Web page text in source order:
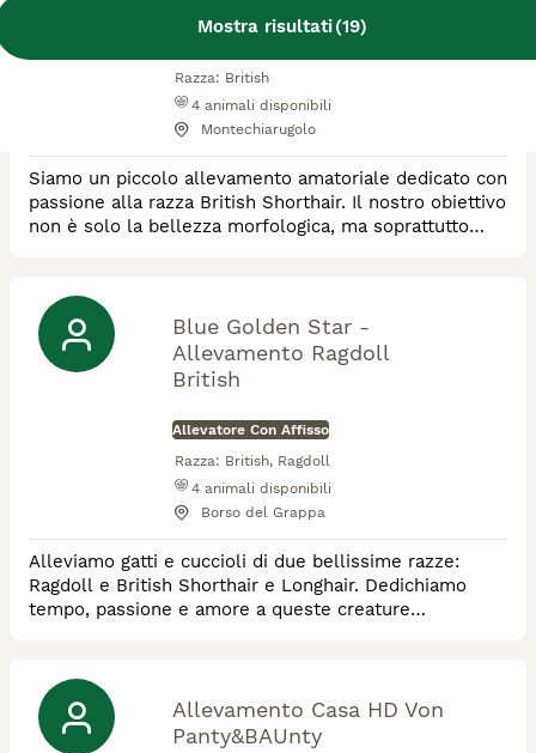
Mostra risultati(19)
Razza: British
4 animali disponibili
Montechiarugolo
Siamo un piccolo allevamento amatoriale dedicato con
passione alla razza British Shorthair. Il nostro obiettivo
non è solo la bellezza morfologica, ma soprattutto
costantemente da un punto di vista veterinario e
alimentare. Per noi, ogni esemplare come Hurma è un
membro della famigl
Blue Golden Star -
Allevamento Ragdoll
British
Allevatore Con Affisso
Razza: British, Ragdoll
4 animali disponibili
Borso del Grappa
Alleviamo gatti e cuccioli di due bellissime razze:
Ragdoll e British Shorthair e Longhair. Dedichiamo
tempo, passione e amore a queste creature
Allevamento Casa HD Von
Panty&BAUnty